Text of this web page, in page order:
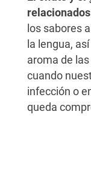
relacionados
los sabores
la lengua,
aroma de
cuando
infección o
queda